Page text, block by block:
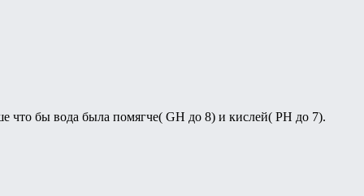
что бы вода была помягче( GH до 8) и кислей( PH до 7).